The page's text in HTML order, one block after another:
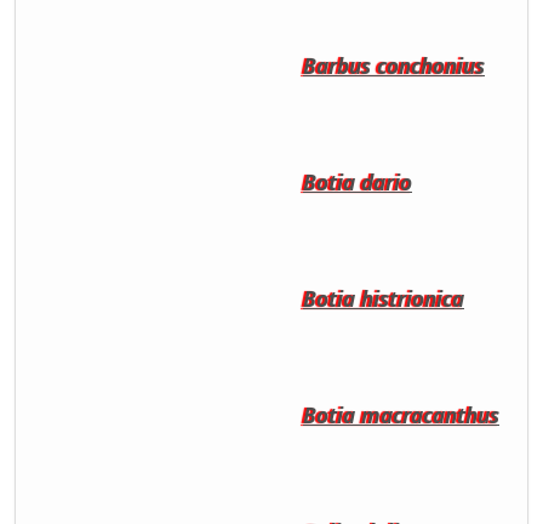
Barbus conchonius
Botia dario
Botia histrionica
Botia macracanthus